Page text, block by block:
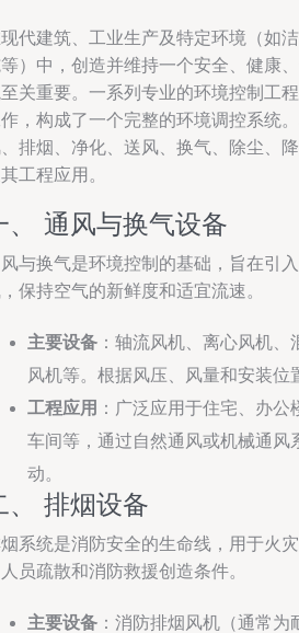
代建筑、工业生产及特定环境（如
）中，创造并维持一个安全、健康
关重要。一系列专业的环境控制工
，构成了一个完整的环境调控系统
排烟、净化、送风、换气、除尘、
工程应用。
、 通风与换气设备
与换气是环境控制的基础，旨在引
保持空气的新鲜度和适宜流速。
主要设备 ：轴流风机、离心风机
风机等。根据风压、风量和安装位
工程应用 ：广泛应用于住宅、办
车间等，通过自然通风或机械通风
动。
、 排烟设备
系统是消防安全的生命线，用于火
员疏散和消防救援创造条件。
主要设备 ：消防排烟风机（通常